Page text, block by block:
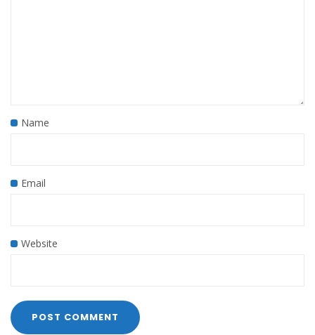
Name
Email
Website